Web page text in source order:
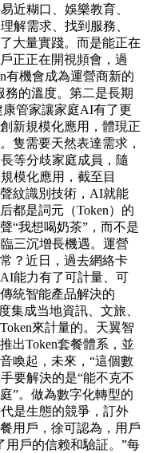
近糊口、娛樂教育、
解需求、找到服務、
大量實踐。而是能正在
正正在開視頻會，過
有機會成為運營商新的
務的溫度。第二是長期
管家讓家庭AI有了更
新規模化應用，體現正
隻需要天然表達需求，
等分歧家庭成員，隨
模化應用，截至目
紋識別技術，AI就能
都是詞元（Token）的
“我想喝奶茶”，而不是
三沉增長機遇。運營
？近日，過去網絡卡
能力有了可計量、可
統智能產品解決的
集成当地資訊、文旅、
來計量的。天翼智
出Token套餐體系，並
喚起，未來，“這個數
要解決的是“能不克不
”。做為數字化轉型的
是生態的競爭，訂外
用戶，徐可認為，用戶
用戶的信赖和驗証。”每